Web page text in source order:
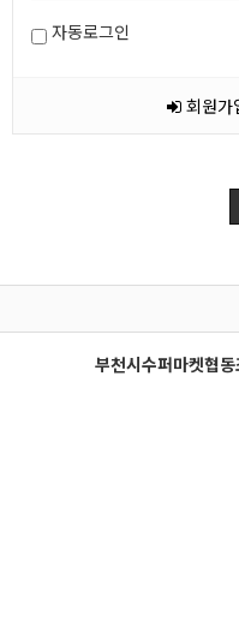
자동로그인
회원가
부천시수퍼마켓협